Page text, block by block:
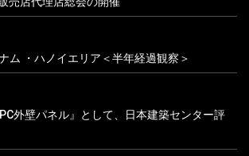
ム ・ハノイエリア＜半年経過観察＞
外壁パネル』として、日本建築センター評